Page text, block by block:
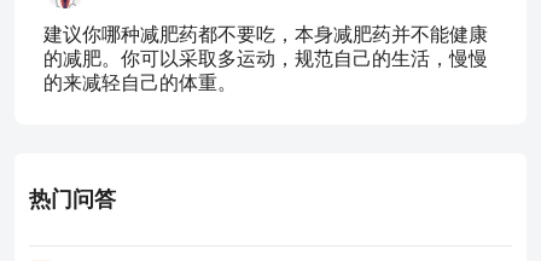
建议你哪种减肥药都不要吃，本身减肥药并不能健康
的减肥。你可以采取多运动，规范自己的生活，慢慢
的来减轻自己的体重。
热门问答